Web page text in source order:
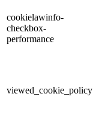
cookielawinfo-
checkbox-
performance
viewed_cookie_policy